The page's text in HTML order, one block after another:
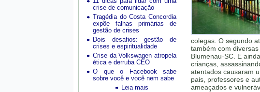
crise de comunicação
Tragédia do Costa Concordia
expõe falhas primárias de
gestão de crises
Dois desafios: gestão de
crises e espiritualidade
Crise da Volkswagen atropela
ética e derruba CEO
O que o Facebook sabe
sobre você e você nem sabe
Leia mais
colegas. O segundo
também com
Blumenau-SC. E
crianças,
atentados causaram
pais, professores e
ameaçados e